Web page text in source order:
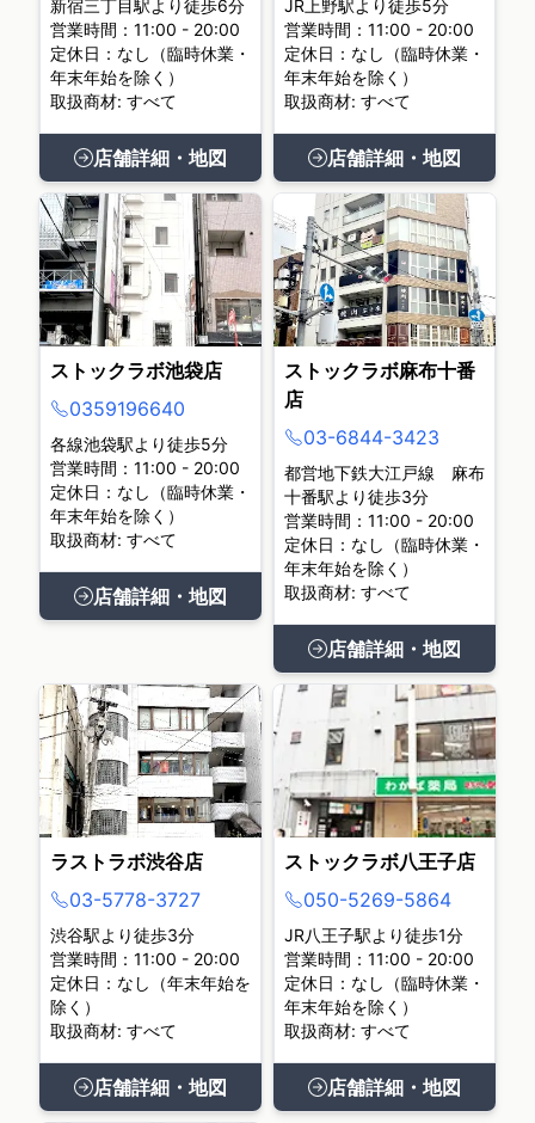
新宿三丁目駅より徒歩6分
営業時間：11:00 - 20:00
定休日：なし（臨時休業・
年末年始を除く）
取扱商材: すべて
店舗詳細・地図
JR上野駅より徒歩5分
営業時間：11:00 - 20:00
定休日：なし（臨時休業・
年末年始を除く）
取扱商材: すべて
店舗詳細・地図
ストックラボ池袋店
0359196640
各線池袋駅より徒歩5分
営業時間：11:00 - 20:00
定休日：なし（臨時休業・
年末年始を除く）
取扱商材: すべて
店舗詳細・地図
ストックラボ麻布十番
店
03-6844-3423
都営地下鉄大江戸線 麻布
十番駅より徒歩3分
営業時間：11:00 - 20:00
定休日：なし（臨時休業・
年末年始を除く）
取扱商材: すべて
店舗詳細・地図
ラストラボ渋谷店
03-5778-3727
渋谷駅より徒歩3分
営業時間：11:00 - 20:00
定休日：なし（年末年始を
除く）
取扱商材: すべて
店舗詳細・地図
ストックラボ八王子店
050-5269-5864
JR八王子駅より徒歩1分
営業時間：11:00 - 20:00
定休日：なし（臨時休業・
年末年始を除く）
取扱商材: すべて
店舗詳細・地図